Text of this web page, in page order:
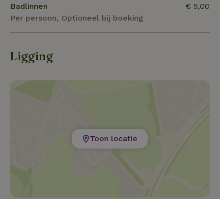
Badlinnen
Per persoon, Optioneel bij boeking
€ 5,00
Ligging
Toon locatie